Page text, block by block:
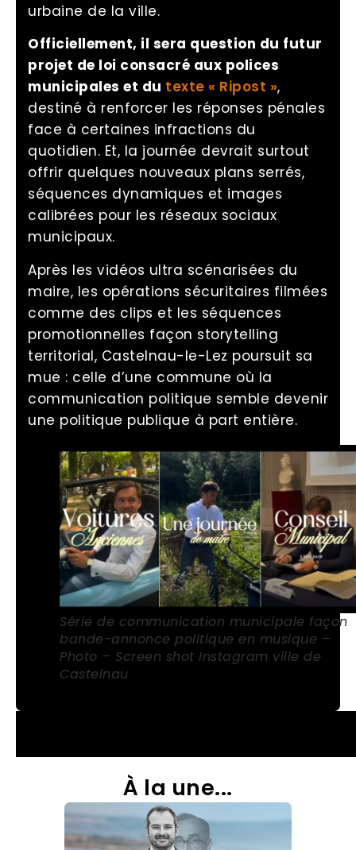
urbaine de la ville.
Officiellement, il sera question du futur
projet de loi consacré aux polices
municipales et du texte « Ripost »,
destiné à renforcer les réponses pénales
face à certaines infractions du
quotidien. Et, la journée devrait surtout
offrir quelques nouveaux plans serrés,
séquences dynamiques et images
calibrées pour les réseaux sociaux
municipaux.
Après les vidéos ultra scénarisées du
maire, les opérations sécuritaires filmées
comme des clips et les séquences
promotionnelles façon storytelling
territorial, Castelnau-le-Lez poursuit sa
mue : celle d’une commune où la
communication politique semble devenir
une politique publique à part entière.
Série de communication municipale façon
bande-annonce politique en musique –
Photo – Screen shot Instagram ville de
Castelnau
À la une...